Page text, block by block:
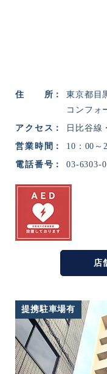
住所
東京都目
コンフォ
アクセス
日比谷線
営業時間
10：00～
電話番号
03-6303-
店
提携駐車場有